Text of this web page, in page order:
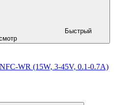
Быстрый
WR (15W, 3-45V, 0.1-0.7A)